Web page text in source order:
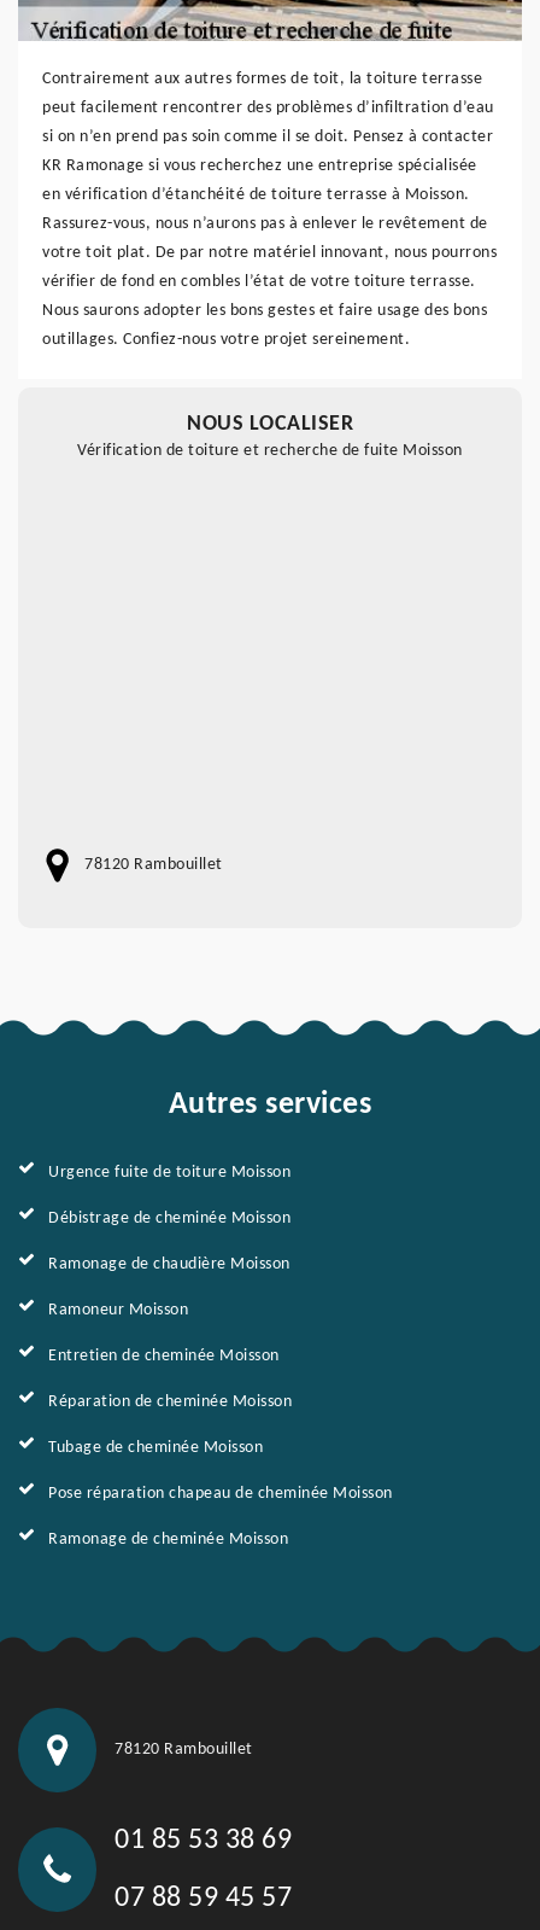
Contrairement aux autres formes de toit, la toiture terrasse
peut facilement rencontrer des problèmes d’infiltration d’eau
si on n’en prend pas soin comme il se doit. Pensez à contacter
KR Ramonage si vous recherchez une entreprise spécialisée
en vérification d’étanchéité de toiture terrasse à Moisson.
Rassurez-vous, nous n’aurons pas à enlever le revêtement de
votre toit plat. De par notre matériel innovant, nous pourrons
vérifier de fond en combles l’état de votre toiture terrasse.
Nous saurons adopter les bons gestes et faire usage des bons
outillages. Confiez-nous votre projet sereinement.
NOUS LOCALISER
Vérification de toiture et recherche de fuite Moisson
78120 Rambouillet
Autres services
Urgence fuite de toiture Moisson
Débistrage de cheminée Moisson
Ramonage de chaudière Moisson
Ramoneur Moisson
Entretien de cheminée Moisson
Réparation de cheminée Moisson
Tubage de cheminée Moisson
Pose réparation chapeau de cheminée Moisson
Ramonage de cheminée Moisson
78120 Rambouillet
01 85 53 38 69
07 88 59 45 57